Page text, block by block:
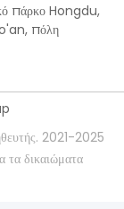
πάρκο Hongdu,
πόλη
2021-2025
δικαιώματα